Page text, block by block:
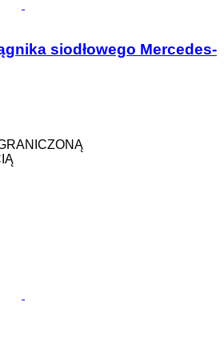
siodłowego Mercedes-